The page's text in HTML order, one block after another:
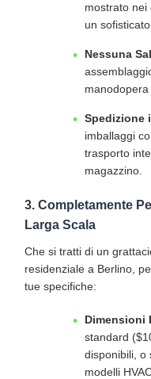
mostrato nei
un
Nessuna
manodopera
Spedizione
imballaggi
trasporto
magazzino.
3. Completamente
Larga Scala
Che si tratti di un
residenziale a Berlino,
tue specifiche:
Dimensioni
standard (
disponibili, o
modelli